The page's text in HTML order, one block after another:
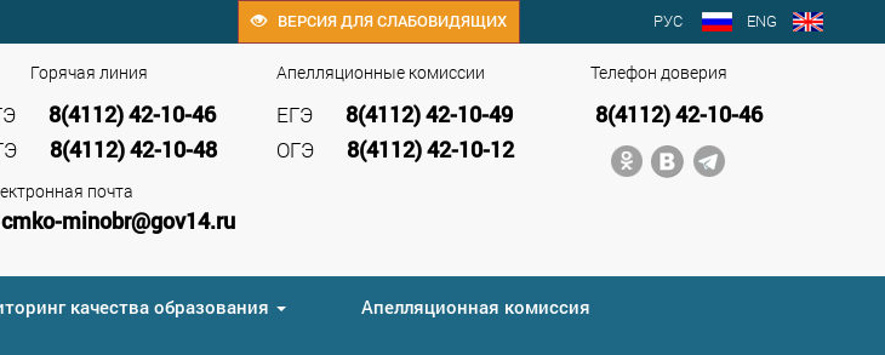
РУС ENG
ВЕРСИЯ ДЛЯ СЛАБОВИДЯЩИХ
Телефон доверия
8(4112) 42-10-46
Апелляционные комиссии
ЕГЭ 8(4112) 42-10-49
ОГЭ 8(4112) 42-10-12
Горячая линия
8(4112) 42-10-46
8(4112) 42-10-48
почта
cmko-minobr@gov14.ru
качества образования Апелляционная комиссия